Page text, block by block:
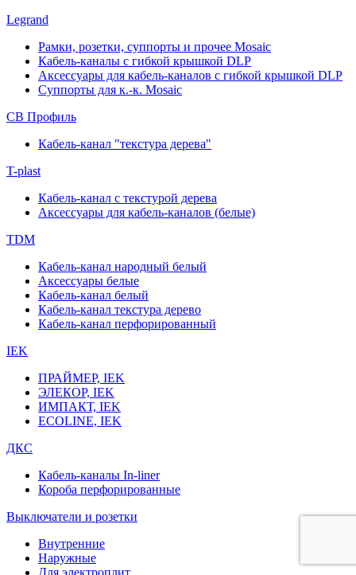
Legrand
Рамки, розетки, суппорты и прочее Mosaic
Кабель-каналы с гибкой крышкой DLP
Аксессуары для кабель-каналов с гибкой крышкой DLP
Суппорты для к.-к. Mosaic
СВ Профиль
Кабель-канал "текстура дерева"
T-plast
Кабель-канал с текстурой дерева
Аксессуары для кабель-каналов (белые)
TDM
Кабель-канал народный белый
Аксессуары белые
Кабель-канал белый
Кабель-канал текстура дерево
Кабель-канал перфорированный
IEK
ПРАЙМЕР, IEK
ЭЛЕКОР, IEK
ИМПАКТ, IEK
ECOLINE, IEK
ДКС
Кабель-каналы In-liner
Короба перфорированные
Выключатели и розетки
Внутренние
Наружные
Для электроплит